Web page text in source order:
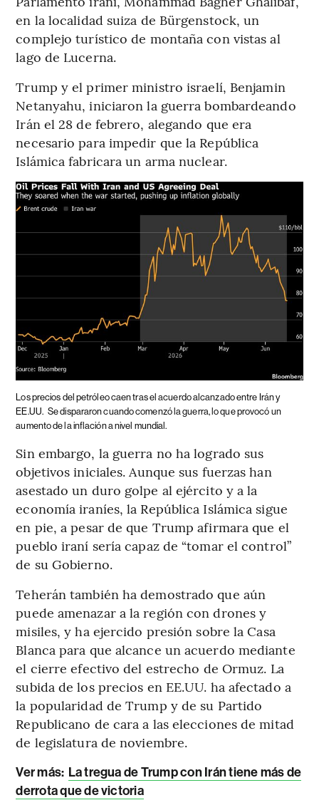
en la localidad suiza de Bürgenstock, un
complejo turístico de montaña con vistas al
lago de Lucerna.
Trump y el primer ministro israelí, Benjamin
Netanyahu, iniciaron la guerra bombardeando
Irán el 28 de febrero, alegando que era
necesario para impedir que la República
Islámica fabricara un arma nuclear.
Los precios del petróleo caen tras el acuerdo alcanzado entre Irán y
EE.UU. Se dispararon cuando comenzó la guerra, lo que provocó un
aumento de la inflación a nivel mundial.
Sin embargo, la guerra no ha logrado sus
objetivos iniciales. Aunque sus fuerzas han
asestado un duro golpe al ejército y a la
economía iraníes, la República Islámica sigue
en pie, a pesar de que Trump afirmara que el
pueblo iraní sería capaz de “tomar el control”
de su Gobierno.
Teherán también ha demostrado que aún
puede amenazar a la región con drones y
misiles, y ha ejercido presión sobre la Casa
Blanca para que alcance un acuerdo mediante
el cierre efectivo del estrecho de Ormuz. La
subida de los precios en EE.UU. ha afectado a
la popularidad de Trump y de su Partido
Republicano de cara a las elecciones de mitad
de legislatura de noviembre.
Ver más: La tregua de Trump con Irán tiene más de
derrota que de victoria